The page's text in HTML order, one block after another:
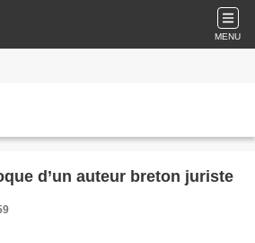
MENU
d’un auteur breton juriste